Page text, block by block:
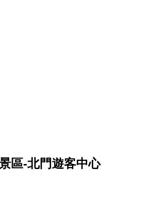
區-北門遊客中心